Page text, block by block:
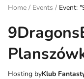
Home / Events / Event:
Hosting byKlub